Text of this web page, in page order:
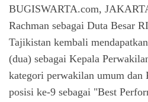
BUGISWARTA.com,
Rachman sebagai Duta Besar
Tajikistan kembali
(dua) sebagai Kepala
kategori perwakilan umum dan
posisi ke-9 sebagai "Best